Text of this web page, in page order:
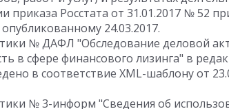
приказа Росстата от 31.01.2017 № 52
24.03.2017.
№ ДАФЛ "Обследование деловой
в сфере финансового лизинга" в
в соответствие XML-шаблону от
№ 3-информ "Сведения об